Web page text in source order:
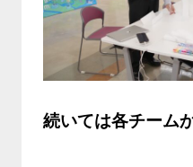
続いては各チーム